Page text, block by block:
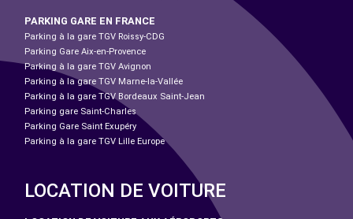
PARKING GARE EN FRANCE
Parking à la gare TGV Roissy-CDG
Parking Gare Aix-en-Provence
Parking à la gare TGV Avignon
Parking à la gare TGV Marne-la-Vallée
Parking à la gare TGV Bordeaux Saint-Jean
Parking gare Saint-Charles
Parking Gare Saint Exupéry
Parking à la gare TGV Lille Europe
LOCATION DE VOITURE